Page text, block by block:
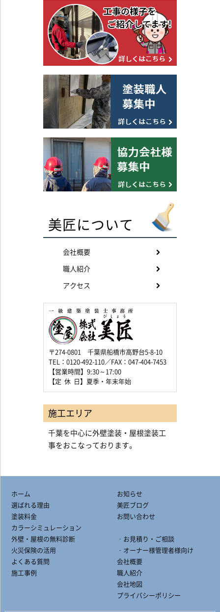
美匠について
会社概要
職人紹介
アクセス
〒274-0801 千葉県船橋市高野台5-8-10
TEL：0120-492-110／FAX：047-404-7453
【営業時間】9:30～17:00
【定 休 日】夏季・年末年始
施工エリア
千葉を中心に外壁塗装・屋根塗装工
事をおこなっております。
ホーム
選ばれる理由
塗装料金
カラーシミュレーション
外壁・屋根の無料診断
火災保険の活用
よくある質問
施工事例
お知らせ
美匠ブログ
お問い合わせ
‐お見積り・ご相談
‐オーナー様管理者様向け
会社概要
職人紹介
会社地図
プライバシーポリシー